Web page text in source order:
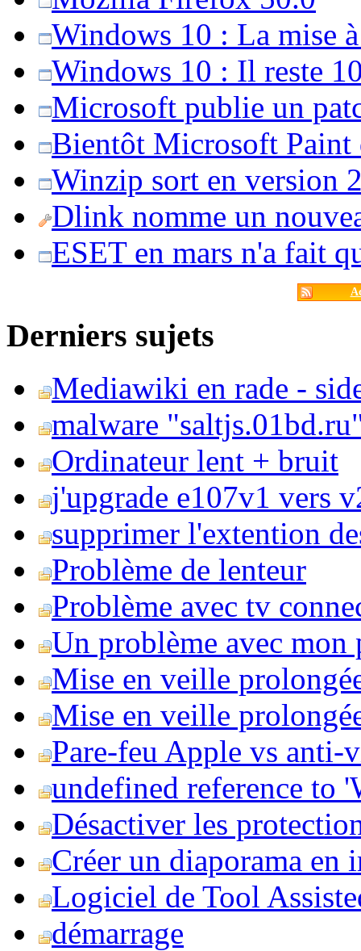
Windows 10 : La mise
Windows 10 : Il reste
Microsoft publie un
Bientôt Microsoft Paint
Winzip sort en version
Dlink nomme un
ESET en mars n'a fait
Derniers sujets
Mediawiki en rade -
malware
Ordinateur lent + bruit
j'upgrade e107v1 vers
supprimer l'extention
Problème de lenteur
Problème avec tv
Un problème avec mon
Mise en veille
Mise en veille
Pare-feu Apple vs anti-
undefined reference to
Désactiver les
Créer un diaporama en
Logiciel de Tool
démarrage